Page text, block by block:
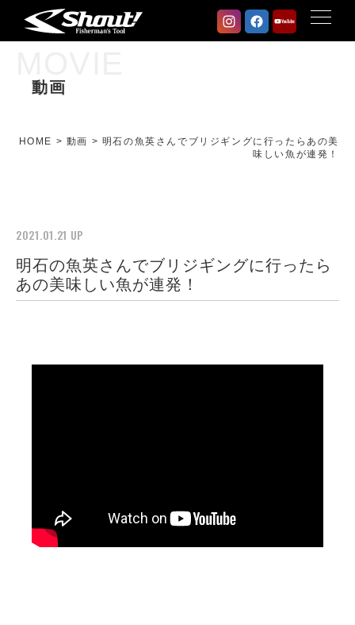
動画
HOME > 動画 > 明石の魚英さんでブリジギングに行ったらあの美
味しい魚が連発！
2021.01.21 UP
明石の魚英さんでブリジギングに行ったら
あの美味しい魚が連発！